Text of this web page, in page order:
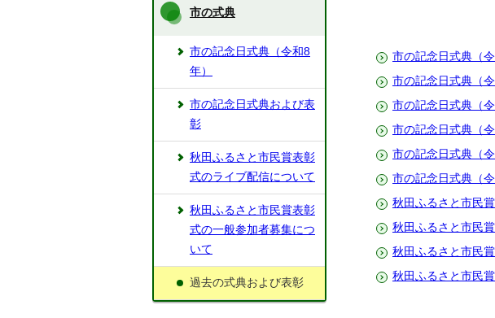
市の記念日式典（令
市の記念日式典（令
市の記念日式典（令
市の記念日式典（令
市の記念日式典（令
市の記念日式典（令
秋田ふるさと市民
秋田ふるさと市民
秋田ふるさと市民
秋田ふるさと市民
市の式典
市の記念日式典（令和8
年）
市の記念日式典および表
彰
秋田ふるさと市民賞表彰
式のライブ配信について
秋田ふるさと市民賞表彰
式の一般参加者募集につ
いて
過去の式典および表彰